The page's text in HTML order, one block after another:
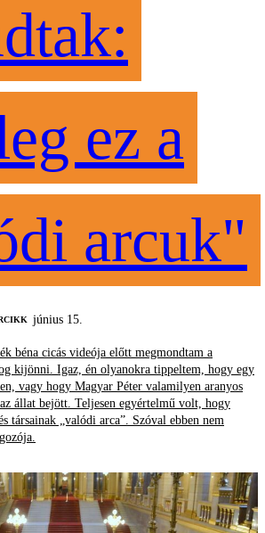
ez a
arcuk"
június 15.
béna cicás videója előtt megmondtam a
kijönni. Igaz, én olyanokra tippeltem, hogy egy
vagy hogy Magyar Péter valamilyen aranyos
állat bejött. Teljesen egyértelmű volt, hogy
társainak „valódi arca”. Szóval ebben nem